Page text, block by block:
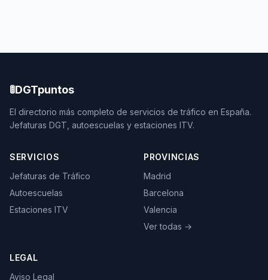
🚦DGTpuntos
El directorio más completo de servicios de tráfico en España.
Jefaturas DGT, autoescuelas y estaciones ITV.
SERVICIOS
Jefaturas de Tráfico
Autoescuelas
Estaciones ITV
PROVINCIAS
Madrid
Barcelona
Valencia
Ver todas →
LEGAL
Aviso Legal